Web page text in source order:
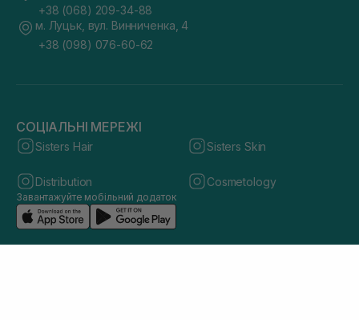
+38 (068) 209-34-88
м. Луцьк, вул. Винниченка, 4
+38 (098) 076-60-62
СОЦІАЛЬНІ МЕРЕЖІ
Sisters Hair Sisters Skin
Distribution Cosmetology
Завантажуйте мобільний додаток